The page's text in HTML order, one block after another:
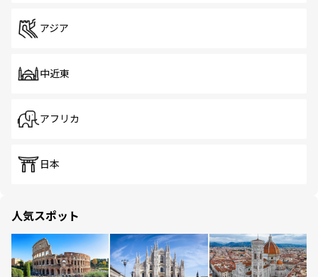
アジア
中近東
アフリカ
日本
人気スポット